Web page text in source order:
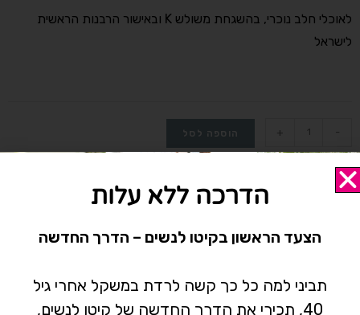
לאוכלי חלב נוכרי, בהשגחת משולש K ובאישור הרבנות הראשית
לישראל
-
+ הוספה לסל
רעננה.
הדרכה ללא עלות
הצעד הראשון בקיטו לנשים – הדרך החדשה
תביני למה כל כך קשה לרדת במשקל אחרי גיל
40, תכירי את הדרך החדשה של קיטו לנשים,